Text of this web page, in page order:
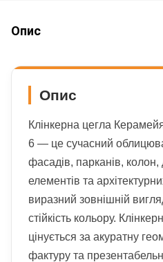
Опис
Опис
Клінкерна цегла
6 — це сучасний
фасадів, парканів,
елементів та
виразний зовнішній
стійкість кольору.
цінується за акуратну
фактуру та